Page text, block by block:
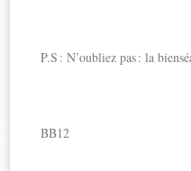
P.S : N’oubliez pas : la
BB12